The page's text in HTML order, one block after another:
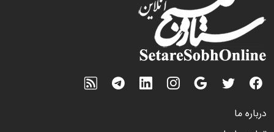
درباره ما